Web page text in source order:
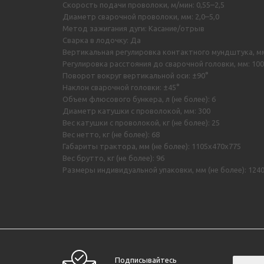
Скорость подачи проволоки, м/мин: 0,55–2,5
Диаметр сварочной проволоки, мм: 2,0–5,0
Метод зажигания дуги: Касание/отрыв
Сварка в лодочку: Да
Вертикальная регулировка контактного мундштука,
Регулировка расстояния до сварочной головки, мм:
Поворот вокруг вертикальной оси: ±90°
Наклон сварочной головки: ±45°
Объем флюсового бункера, л (не более): 6
Диаметр катушки с проволокой, мм: 300
Вес катушки с проволокой, кг (не более): 25
Вес нетто, кг (не более): 68
Габариты трактора, мм (не более): 1105х470х775
Вес брутто, кг (не более): 96
Размеры индивидуальной упаковки, мм (не более):
Подписывайтесь